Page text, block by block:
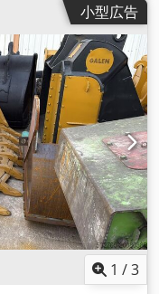
小型広告
1 /3